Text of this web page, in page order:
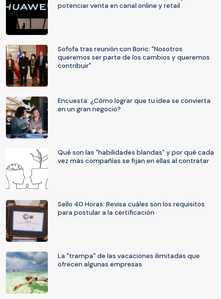
potenciar venta en canal online y retail
Sofofa tras reunión con Boric: "Nosotros
queremos ser parte de los cambios y queremos
contribuir"
Encuesta: ¿Cómo lograr que tu idea se convierta
en un gran negocio?
Qué son las "habilidades blandas" y por qué cada
vez más compañías se fijan en ellas al contratar
Sello 40 Horas: Revisa cuáles son los requisitos
para postular a la certificación
La "trampa" de las vacaciones ilimitadas que
ofrecen algunas empresas